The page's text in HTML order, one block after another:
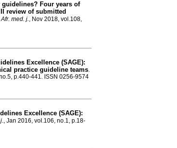
guidelines? Four years of
review of submitted
med. j., Nov 2018, vol.108,
Excellence (SAGE):
practice guideline teams.
p.440-441. ISSN 0256-9574
Excellence (SAGE):
, Jan 2016, vol.106, no.1, p.18-